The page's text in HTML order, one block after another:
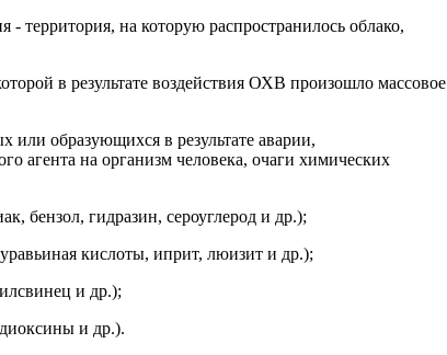
территория, на которую распространилось облако,
в результате воздействия ОХВ произошло массовое
или образующихся в результате аварии,
агента на организм человека, очаги химических
бензол, гидразин, сероуглерод и др.);
кислоты, иприт, люизит и др.);
и др.);
и др.).